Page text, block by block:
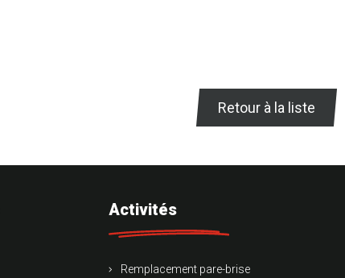
Retour à la liste
Activités
Remplacement pare-brise